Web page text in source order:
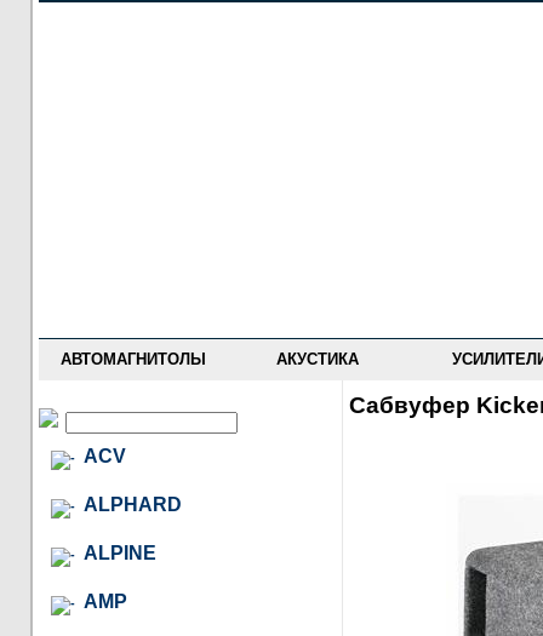
АВТОМАГНИТОЛЫ АКУСТИКА
ACV
ALPHARD
ALPINE
AMP
Сабвуфер